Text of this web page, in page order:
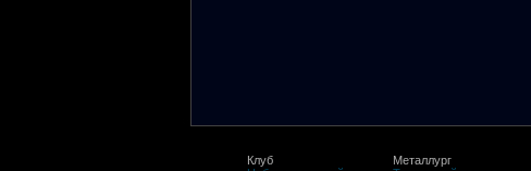
Клуб
Металлург